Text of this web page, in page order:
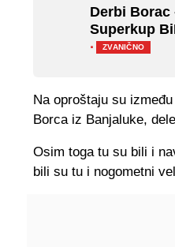
Derbi
Superkup
·
ZVANIČNO
Na oproštaju su
Borca iz Banjaluke,
Osim toga tu su bili i
bili su tu i nogometni